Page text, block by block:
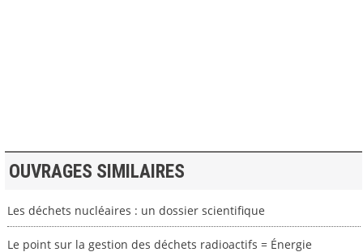
OUVRAGES SIMILAIRES
Les déchets nucléaires : un dossier scientifique
Le point sur la gestion des déchets radioactifs = Énergie